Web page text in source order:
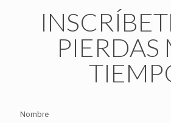
PIERDAS
Nombre